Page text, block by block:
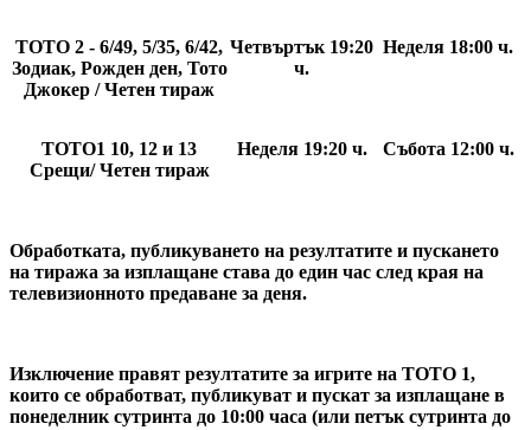
ТОТО 2 - 6/49, 5/35, 6/42,
Зодиак, Рожден ден, Тото
Джокер / Четен тираж
Четвъртък 19:20
ч.
Неделя 18:00 ч.
ТОТО1 10, 12 и 13
Срещи/ Четен тираж
Неделя 19:20 ч. Събота 12:00 ч.
Обработката, публикуването на резултатите и пускането
на тиража за изплащане става до един час след края на
телевизионното предаване за деня.
Изключение правят резултатите за игрите на ТОТО 1,
които се обработват, публикуват и пускат за изплащане в
понеделник сутринта до 10:00 часа (или петък сутринта до